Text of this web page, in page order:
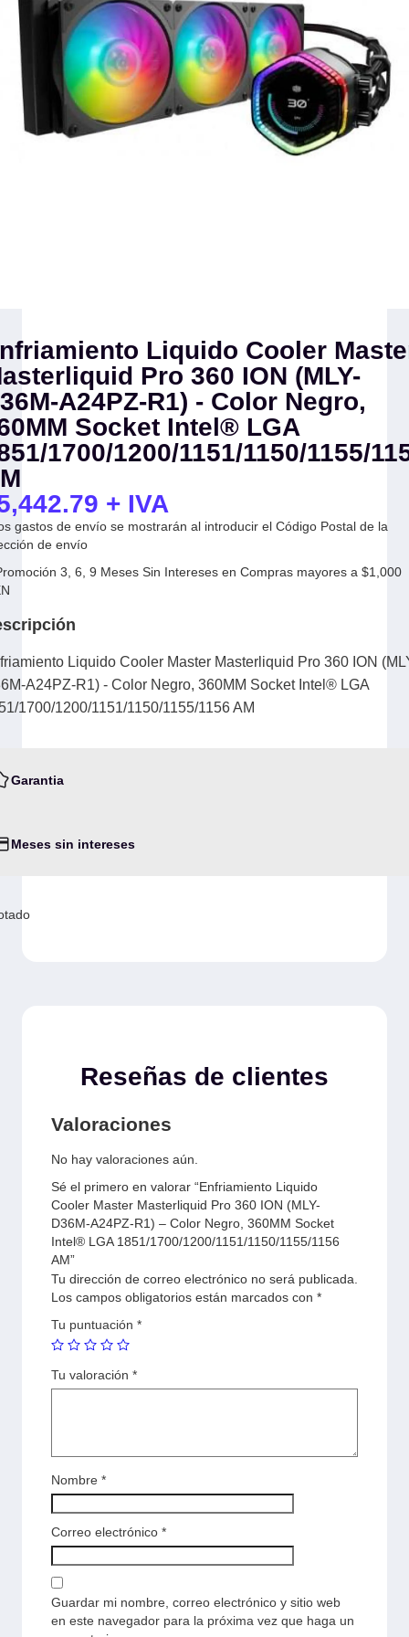
Liquido Cooler
Pro 360 ION (MLY-
A24PZ-R1) - Color Negro,
Socket Intel® LGA
1700/1200/1151/1150/1155/
+ IVA
gastos de envío se mostrarán al introducir el Código Postal de la
de envío
3, 6, 9 Meses Sin Intereses en Compras mayores a $1,000
Liquido Cooler Master Masterliquid Pro 360 ION
A24PZ-R1) - Color Negro, 360MM Socket Intel® LGA
1700/1200/1151/1150/1155/1156 AM
Garantia
Meses sin intereses
Reseñas de clientes
Valoraciones
No hay valoraciones aún.
Sé el primero en valorar “Enfriamiento Liquido
Cooler Master Masterliquid Pro 360 ION (MLY-
D36M-A24PZ-R1) – Color Negro, 360MM Socket
Intel® LGA 1851/1700/1200/1151/1150/1155/1156
AM”
Tu dirección de correo electrónico no será publicada.
Los campos obligatorios están marcados con *
Tu puntuación *
Tu valoración *
Nombre *
Correo electrónico *
Guardar mi nombre, correo electrónico y sitio web
en este navegador para la próxima vez que haga un